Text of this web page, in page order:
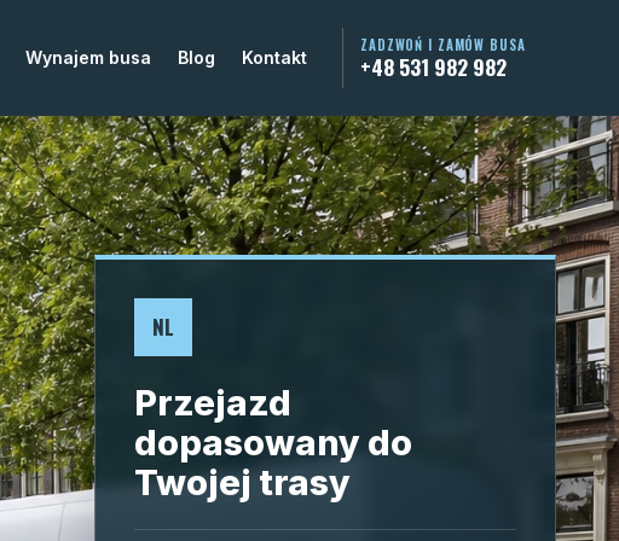
Wynajem busa Blog Kontakt
ZADZWOŃ I ZAMÓW BUSA
+48 531 982 982
NL
Przejazd
dopasowany do
Twojej trasy